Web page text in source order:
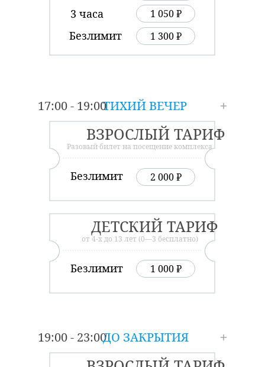
1 300 ₽
1 050 ₽
Безлимит
3 часа
ТИХИЙ ВЕЧЕР
17:00 - 19:00
2 000 ₽
ВЗРОСЛЫЙ ТАРИФ
Разовый билет на посещение комплекса
Безлимит
1 000 ₽
ДЕТСКИЙ ТАРИФ
от 4-х до 13 лет (0—3 бесплатно)
Безлимит
19:00 - 23:00ДО ЗАКРЫТИЯ